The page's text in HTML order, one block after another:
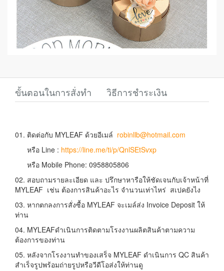
ขั้นตอนในการสั่งทำ วิธีการชำระเงิน
01. ติดต่อกับ MYLEAF ด้วยอีเมล์ robinllb@hotmail.com
หรือ Line : https://line.me/ti/p/QnlSEtSvxp
หรือ Mobile Phone: 0958805806
02. สอบถามรายละเอียด และ ปรึกษาหารือให้ชัดเจนกับเจ้าหน้าที่
MYLEAF เช่น ต้องการสินค้าอะไร จำนวนเท่าไหร่ สเปคยังไง
03. หากตกลงการสั่งซื้อ MYLEAF จะเมล์ส่ง Invoice Deposit ให้
ท่าน
04. MYLEAFดำเนินการติดตามโรงงานผลิตสินค้าตามความ
ต้องการของท่าน
05. หลังจากโรงงานทำของเสร็จ MYLEAF ดำเนินการ QC สินค้า
สำเร็จรูปพร้อมถ่ายรูปหรือวีดีโอส่งให้ท่านดู